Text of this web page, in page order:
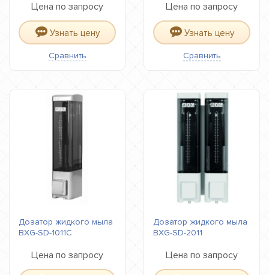
Цена по запросу
Узнать цену
Сравнить
Цена по запросу
Узнать цену
Сравнить
Дозатор жидкого мыла
BXG-SD-1011С
Цена по запросу
Дозатор жидкого мыла
BXG-SD-2011
Цена по запросу